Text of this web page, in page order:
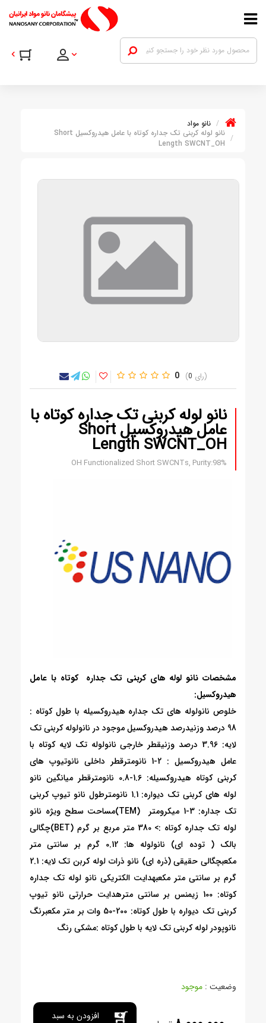
نانو مواد
نانو لوله کربنی تک جداره کوتاه با عامل هیدروکسیل Short
Length SWCNT_OH
0 0
نانو لوله کربنی تک جداره کوتاه با
عامل هیدروکسیل Short
Length SWCNT_OH
OH Functionalized Short SWCNTs, Purity:98%
مشخصات نانو لوله های کربنی تک جداره کوتاه با عامل
هیدروکسیل:
خلوص نانولوله های تک جداره هیدروکسیله با طول کوتاه :
98 درصد وزنی
درصد هیدروکسیل موجود در نانولوله کربنی تک
لایه: 3.96 درصد وزنی
قطر خارجی نانولوله تک لایه کوتاه با
عامل هیدروکسیل : 2-1 نانومتر
قطر داخلی نانوتیوپ های
کربنی کوتاه هیدروکسیله: 1.6-0.8 نانومتر
قطر میانگین نانو
لوله های کربنی تک دیواره: 1.1 نانومتر
طول نانو تیوپ کربنی
تک جداره: 3-1 میکرومتر (TEM)
مساحت سطح ویژه نانو
لوله تک جداره کوتاه :> 380 متر مربع بر گرم (BET)
چگالی
بالک ( توده ای) نانولوله ها: 0.12 گرم بر سانتی متر
مکعب
چگالی حقیقی (ذره ای) نانو ذرات لوله کربن تک لایه: 2.1
گرم بر سانتی متر مکعبهدایت الکتریکی نانو لوله تک جداره
کوتاه: 100 زیمنس بر سانتی متر
هدایت حرارتی نانو تیوپ
کربنی تک دیواره با طول کوتاه: 200-50 وات بر متر مکعب
رنگ
نانوپودر لوله کربنی تک لایه با طول کوتاه :مشکی رنگ
وضعیت : موجود
افزودن به سبد